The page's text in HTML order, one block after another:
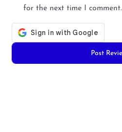
for the next time I comment.